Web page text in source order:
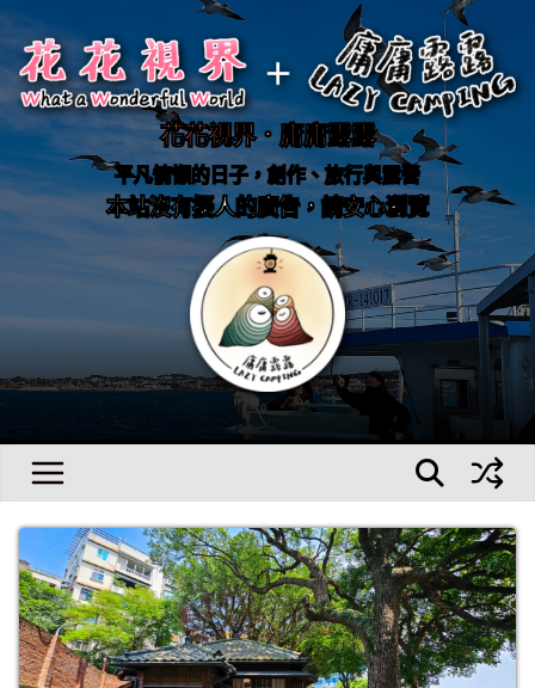
Skip
content
花花視界．庸庸露露
平凡慵懶的日子，創作、旅行與露營
本站沒有擾人的廣告，請安心瀏覽